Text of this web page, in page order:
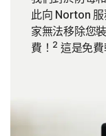
此向 Norton
家無法移除您
費！ 2 這是免